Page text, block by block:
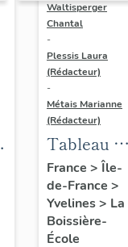
Waltisperger
Chantal
-
Plessis Laura
(Rédacteur)
-
Métais Marianne
(Rédacteur)
Tableau :
Olympe
Hériot (1)
France > Île-
de-France >
Yvelines> La
Boissière-
École